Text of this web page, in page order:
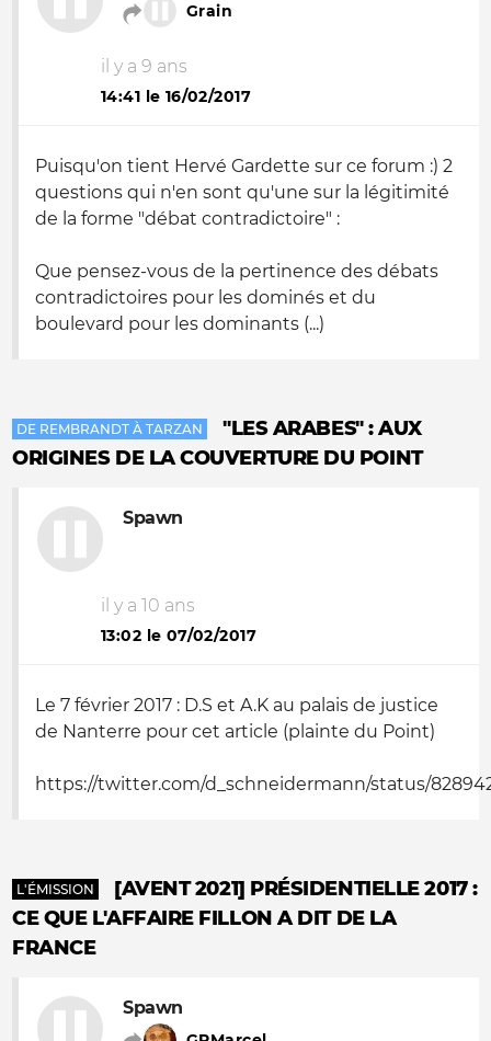
Grain
il y a 9 ans
14:41 le 16/02/2017
Puisqu'on tient Hervé Gardette sur ce forum :) 2
questions qui n'en sont qu'une sur la légitimité
de la forme "débat contradictoire" :
Que pensez-vous de la pertinence des débats
contradictoires pour les dominés et du
boulevard pour les dominants (...)
DE REMBRANDT À TARZAN
"LES ARABES" : AUX
ORIGINES DE LA COUVERTURE DU POINT
Spawn
il y a 10 ans
13:02 le 07/02/2017
Le 7 février 2017 : D.S et A.K au palais de justice
de Nanterre pour cet article (plainte du Point)
https://twitter.com/d_schneidermann/status/
L'ÉMISSION
[AVENT 2021] PRÉSIDENTIELLE 2017 :
CE QUE L'AFFAIRE FILLON A DIT DE LA
FRANCE
Spawn